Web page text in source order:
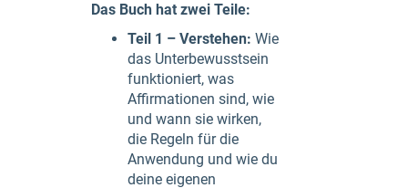
Das Buch hat zwei Teile:
Teil 1 – Verstehen: Wie
das Unterbewusstsein
funktioniert, was
Affirmationen sind, wie
und wann sie wirken,
die Regeln für die
Anwendung und wie du
deine eigenen